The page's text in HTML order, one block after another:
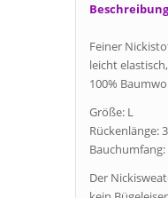
Feiner
leicht
100%
Größe: L
Rückenlänge:
Bauchumfang:
Der